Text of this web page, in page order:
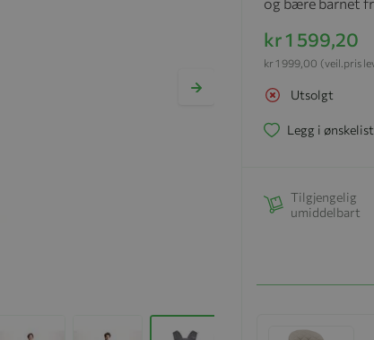
kr 1 599,20
(veil.pris
kr 1 999,00
Utsolgt
Legg i
Tilgjengelig
umiddelbart